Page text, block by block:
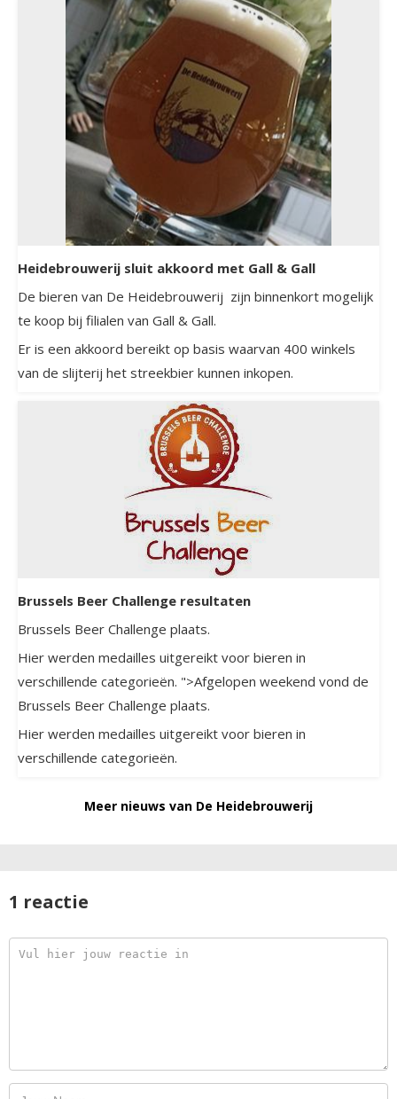
Heidebrouwerij sluit akkoord met Gall & Gall
De bieren van De Heidebrouwerij zijn binnenkort mogelijk
te koop bij filialen van Gall & Gall.
Er is een akkoord bereikt op basis waarvan 400 winkels
van de slijterij het streekbier kunnen inkopen.
Brussels Beer Challenge resultaten
Brussels Beer Challenge plaats.
Hier werden medailles uitgereikt voor bieren in
verschillende categorieën. ">Afgelopen weekend vond de
Brussels Beer Challenge plaats.
Hier werden medailles uitgereikt voor bieren in
verschillende categorieën.
Meer nieuws van De Heidebrouwerij
1 reactie